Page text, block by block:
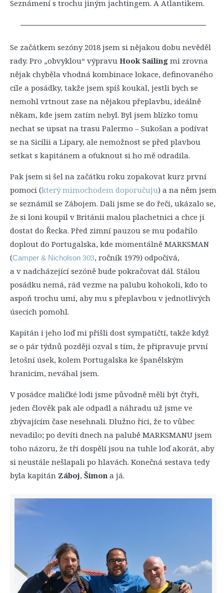
Seznámení s trochu jiným jachtingem. A Atlantikem.
Se začátkem sezóny 2018 jsem si nějakou dobu nevěděl
rady. Pro „obvyklou“ výpravu Hook Sailing mi zrovna
nějak chyběla vhodná kombinace lokace, definovaného
cíle a posádky, takže jsem spíš koukal, jestli bych se
nemohl vrtnout zase na nějakou přeplavbu, ideálně
někam, kde jsem zatím nebyl. Byl jsem blízko tomu
nechat se upsat na trasu Palermo – Sukošan a podívat
se na Sicílii a Lipary, ale nemožnost se před plavbou
setkat s kapitánem a oťuknout si ho mě odradila.
Pak jsem si šel na začátku roku zopakovat kurz první
pomoci (který mimochodem doporučuju) a na něm jsem
se seznámil se Zábojem. Dali jsme se do řeči, ukázalo se,
že si loni koupil v Británii malou plachetnici a chce ji
dostat do Řecka. Před zimní pauzou se mu podařilo
doplout do Portugalska, kde momentálně MARKSMAN
(Camper & Nicholson 303, ročník 1979) odpočívá,
a v nadcházející sezóně bude pokračovat dál. Stálou
posádku nemá, rád vezme na palubu kohokoli, kdo to
aspoň trochu umí, aby mu s přeplavbou v jednotlivých
úsecích pomohl.
Kapitán i jeho loď mi přišli dost sympatičtí, takže když
se o pár týdnů později ozval s tím, že připravuje první
letošní úsek, kolem Portugalska ke španělským
hranicím, neváhal jsem.
V posádce maličké lodi jsme původně měli být čtyři,
jeden člověk pak ale odpadl a náhradu už jsme ve
zbývajícím čase nesehnali. Dlužno říci, že to vůbec
nevadilo; po devíti dnech na palubě MARKSMANU jsem
toho názoru, že tři dospělí jsou na tuhle loď akorát, aby
si neustále nešlapali po hlavách. Konečná sestava tedy
byla kapitán Záboj, Šimon a já.